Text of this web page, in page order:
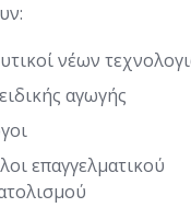
νέων
αγωγής
επαγγελματικού